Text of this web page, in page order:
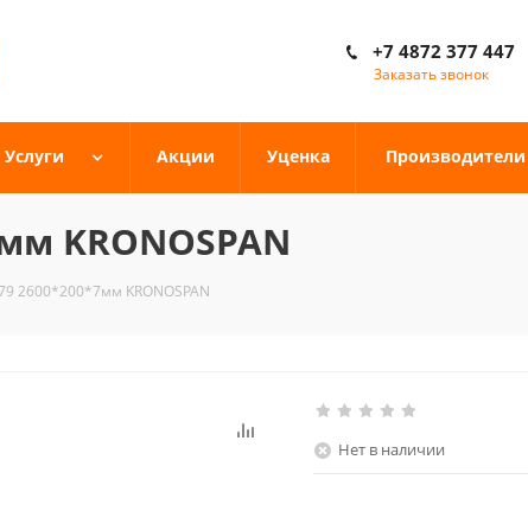
+7 4872 377 447
Заказать звонок
Услуги Акции Уценка Производители
KRONOSPAN
2600*200*7мм KRONOSPAN
Нет в наличии